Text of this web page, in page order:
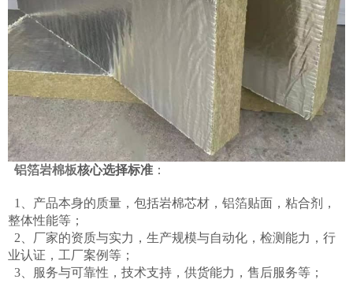
铝箔岩棉板核心选择标准 ：
1、产品本身的质量，包括岩棉芯材，铝箔贴面，粘合剂，
整体性能等；
2、厂家的资质与实力，生产规模与自动化，检测能力，行
业认证，工厂案例等；
3、服务与可靠性，技术支持，供货能力，售后服务等；